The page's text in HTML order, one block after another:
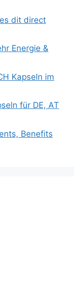
dit direct
Energie &
Kapseln im
für DE, AT
Benefits